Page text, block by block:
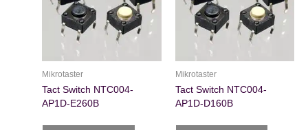
Mikrotaster
Tact Switch NTC004-
AP1D-E260B
Mikrotaster
Tact Switch NTC004-
AP1D-D160B